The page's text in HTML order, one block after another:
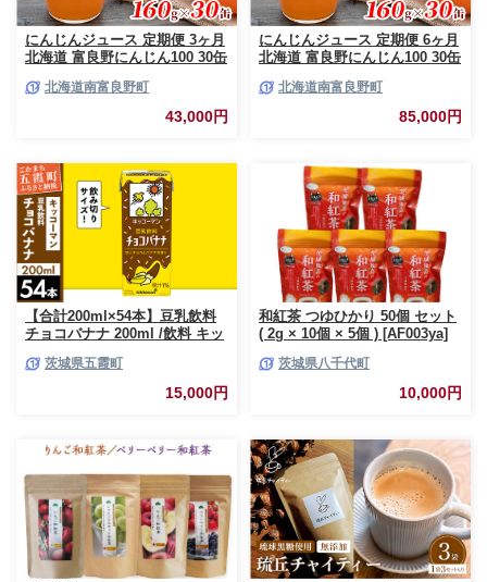
にんじんジュース 定期便 3ヶ月
北海道 富良野にんじん100 30缶
ース 野菜ジュース キャロット
ジュース 野菜 飲料 缶 ケース買
い 箱 買い 1ケース ギフト 備蓄
しみ 3回
北海道南富良野町
43,000円
にんじんジュース 定期便 6ヶ月
北海道 富良野にんじん100 30缶
ース 野菜ジュース キャロット
ジュース 野菜 飲料 缶 ケース買
い 箱 買い 1ケース ギフト 備蓄
北海道南富良野町
85,000円
【合計200ml×54本】豆乳飲料
チョコバナナ 200ml /飲料 キッ
ナナチョコ 豆乳 豆乳飲料 大豆
パック セット 定番 おやつ 飲み
切り おすすめ 茨城県 五霞町
茨城県五霞町
15,000円
和紅茶 つゆひかり 50個 セット
( 2g × 10個 × 5個 ) [AF003ya]
茨城県八千代町
10,000円